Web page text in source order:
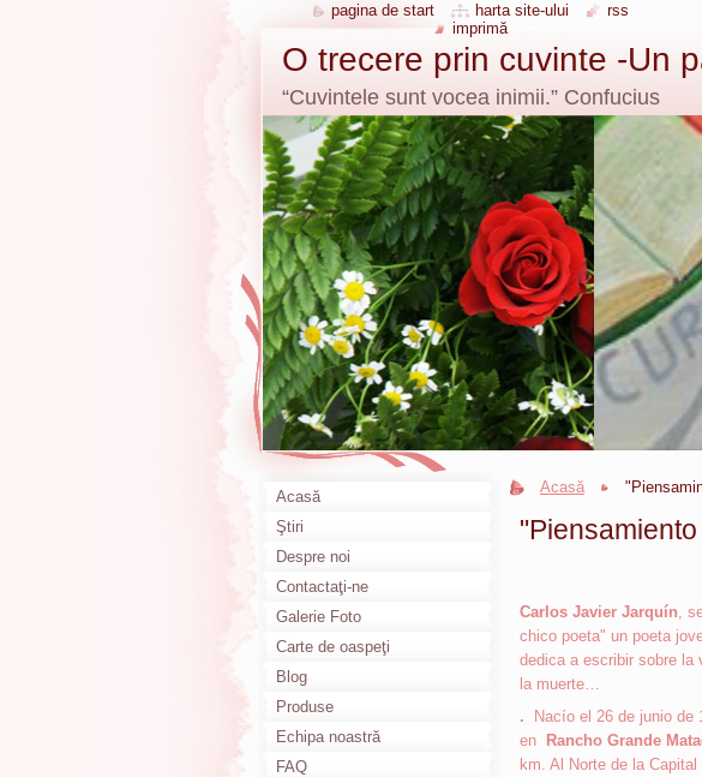
O trecere prin cuvinte -Un
“Cuvintele sunt vocea inimii.” Confucius
Acasă
Carlos Javier Jarquín,
chico poeta" un poeta
dedica a escribir sobre la
la muerte…
.
Nacío el 26 de junio de
en
Rancho Grande
km. Al Norte de la Capital
Acasă
Ştiri
Despre noi
Contactaţi-ne
Galerie Foto
Carte de oaspeţi
Blog
Produse
Echipa noastră
FAQ
pagina de start harta site-ului
rss
imprimă